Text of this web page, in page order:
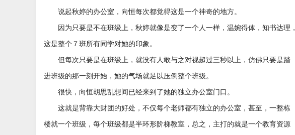
说起秋婷的办公室，向恒每次都觉得这是一个神奇的地方。
因为只要是不在班级上，秋婷就像是变了一个人一样，温婉得体，知书达理，
这是整个７班所有同学对她的印象。
但每次只要是在班级上，就没有人敢与之对视超过三秒以上，仿佛只要是踏
进班级的那一刻开始，她的气场就足以压倒整个班级。
很快，向恒胡思乱想间已经来到了她的独立办公室门口。
这就是背靠大财团的好处，不仅每个老师都有独立的办公室，甚至，一整栋
楼就一个班级，每个班级都是半环形阶梯教室，总之，主打的就是一个教育资源